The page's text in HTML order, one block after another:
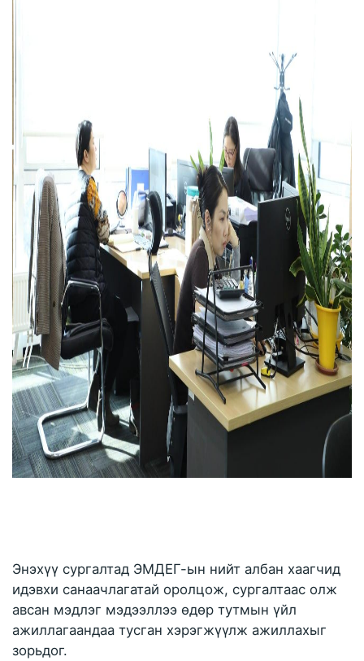
Энэхүү сургалтад ЭМДЕГ-ын нийт албан хаагчид
идэвхи санаачлагатай оролцож, сургалтаас олж
авсан мэдлэг мэдээллээ өдөр тутмын үйл
ажиллагаандаа тусган хэрэгжүүлж ажиллахыг
зорьдог.